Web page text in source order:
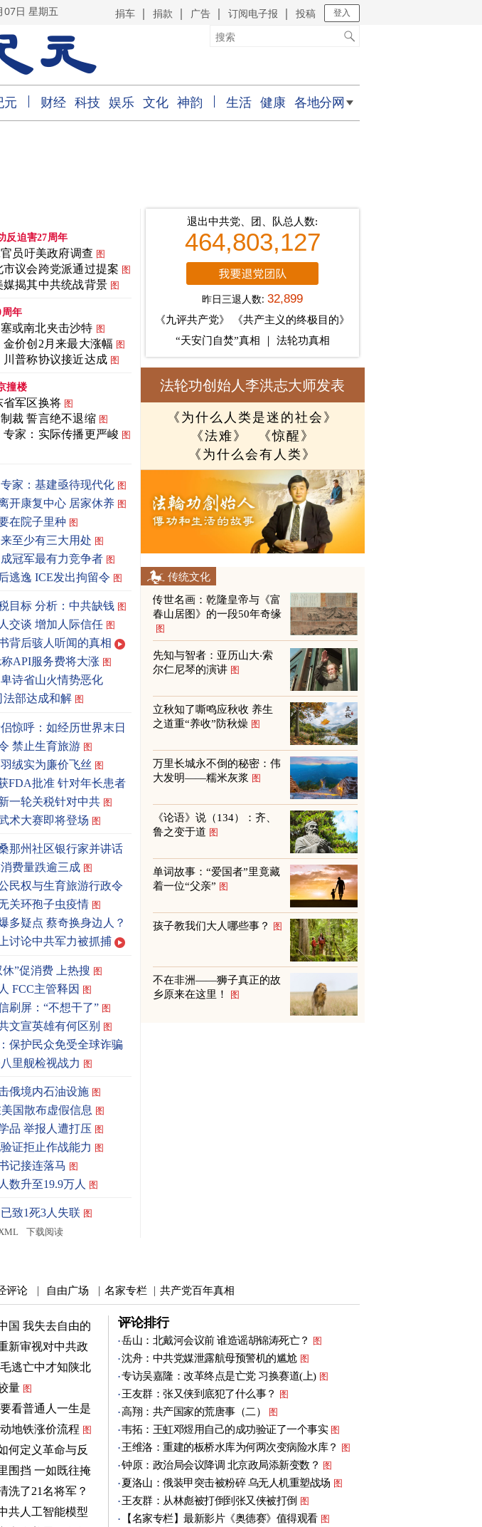
07日 星期五 捐车 捐款 广告 订阅电子报 投稿 登入
元 财经 科技 娱乐 文化 神韵 生活 健康 各地分网
反迫害27周年
员吁美政府调查 图
议会跨党派通过提案 图
揭其中共统战背景 图
周年
或南北夹击沙特 图
价创2月来最大涨幅 图
普称协议接近达成 图
撞楼
省军区换将 图
裁 誓言绝不退缩 图
家：实际传播更严峻 图
家：基建亟待现代化 图
开康复中心 居家休养 图
在院子里种 图
至少有三大用处 图
冠军最有力竞争者 图
逃逸 ICE发出拘留令 图
目标 分析：中共缺钱 图
交谈 增加人际信任 图
背后骇人听闻的真相
称API服务费将大涨 图
诗省山火情势恶化
法部达成和解 图
惊呼：如经历世界末日
禁止生育旅游 图
绒实为廉价飞丝 图
FDA批准 针对年长患者
一轮关税针对中共 图
术大赛即将登场 图
那州社区银行家并讲话
费量跌逾三成 图
民权与生育旅游行政令
关环孢子虫疫情 图
多疑点 蔡奇换身边人？
讨论中共军力被抓捕
”促消费 上热搜 图
FCC主管释因 图
刷屏：“不想干了” 图
文宣英雄有何区别 图
保护民众免受全球诈骗
里舰检视战力 图
俄境内石油设施 图
国散布虚假信息 图
品 举报人遭打压 图
证拒止作战能力 图
记接连落马 图
数升至19.9万人 图
致1死3人失联 图
下载阅读
退出中共党、团、队总人数:
464,803,127
昨日三退人数:32,899
《九评共产党》
《共产主义的终极目的》
“天安门自焚”真相
法轮功真相
法轮功创始人李洪志大师发表
《为什么人类是迷的社会》
《法难》
《惊醒》
《为什么会有人类》
传统文化
传世名画：乾隆皇帝与《富
春山居图》的一段50年奇缘
图
先知与智者：亚历山大‧索
尔仁尼琴的演讲 图
立秋知了嘶鸣应秋收 养生
之道重“养收”防秋燥 图
万里长城永不倒的秘密：伟
大发明——糯米灰浆 图
《论语》说（134）：齐、
鲁之变于道 图
单词故事：“爱国者”里竟藏
着一位“父亲” 图
孩子教我们大人哪些事？ 图
不在非洲——狮子真正的故
乡原来在这里！
图
评论 | 自由广场 | 名家专栏 | 共产党百年真相
国 我失去自由的
新审视对中共政
逃亡中才知陕北
量 图
看普通人一生是
地铁涨价流程 图
何定义革命与反
围挡 一如既往掩
洗了21名将军？
共人工智能模型
评论排行
岳山：北戴河会议前 谁造谣胡锦涛死亡？ 图
沈舟：中共党媒泄露航母预警机的尴尬 图
专访吴嘉隆：改革终点是亡党 习换赛道(上) 图
王友群：张又侠到底犯了什么事？ 图
高翔：共产国家的荒唐事（二） 图
韦拓：王虹邓煜用自己的成功验证了一个事实 图
王维洛：重建的板桥水库为何两次变病险水库？ 图
钟原：政治局会议降调 北京政局添新变数？ 图
夏洛山：俄装甲突击被粉碎 乌无人机重塑战场 图
王友群：从林彪被打倒到张又侠被打倒 图
【名家专栏】最新影片《奥德赛》值得观看 图